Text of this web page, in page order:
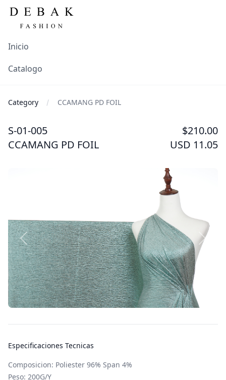
Inicio
Catalogo
Category CCAMANG PD FOIL
S-01-005
$210.00
CCAMANG PD FOIL
USD 11.05
Especificaciones Tecnicas
Composicion: Poliester 96% Span 4%
Peso: 200G/Y